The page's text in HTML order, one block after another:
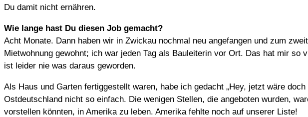
Du damit nicht ernähren.
Wie lange hast Du diesen Job gemacht?
Acht Monate. Dann haben wir in Zwickau nochmal neu angefangen und zum
Mietwohnung gewohnt; ich war jeden Tag als Bauleiterin vor Ort. Das hat mir
ist leider nie was daraus geworden.
Als Haus und Garten fertiggestellt waren, habe ich gedacht „Hey, jetzt wäre
Ostdeutschland nicht so einfach. Die wenigen Stellen, die angeboten wurden,
vorstellen könnten, in Amerika zu leben. Amerika fehlte noch auf unserer Liste!